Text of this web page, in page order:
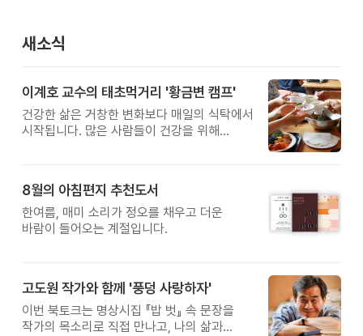
새소식
이계호 교수의 태초먹거리 '황금변 캠프'
건강한 삶은 거창한 변화보다 매일의 식탁에서
시작됩니다. 많은 사람들이 건강을 위해
받은 이계호 교수와 함께하는 태초먹거리
황금변 캠프
8월의 아침편지 추천도서
한여름, 매미 소리가 정오를 채우고 더운
바람이 들어오는 계절입니다.
고도원 작가와 함께 '풍덩 사랑하자'
이번 북토크는 명상시집 『밥 벗』 속 문장을
작가의 목소리로 직접 만나고, 나의 삶과